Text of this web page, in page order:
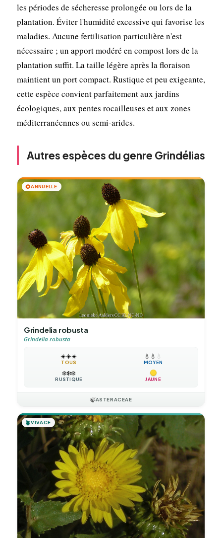
les périodes de sécheresse prolongée ou lors de la
plantation. Éviter l'humidité excessive qui favorise les
maladies. Aucune fertilisation particulière n'est
nécessaire ; un apport modéré en compost lors de la
plantation suffit. La taille légère après la floraison
maintient un port compact. Rustique et peu exigeante,
cette espèce convient parfaitement aux jardins
écologiques, aux pentes rocailleuses et aux zones
méditerranéennes ou semi-arides.
Autres espèces du genre Grindélias
🌻ANNUELLE
Grindelia robusta
Grindelia robusta
☀️☀️☀️
TOUS
💧 💧 💧
MOYEN
❄️❄️❄️
RUSTIQUE JAUNE
🍃ASTERACEAE
🪴VIVACE